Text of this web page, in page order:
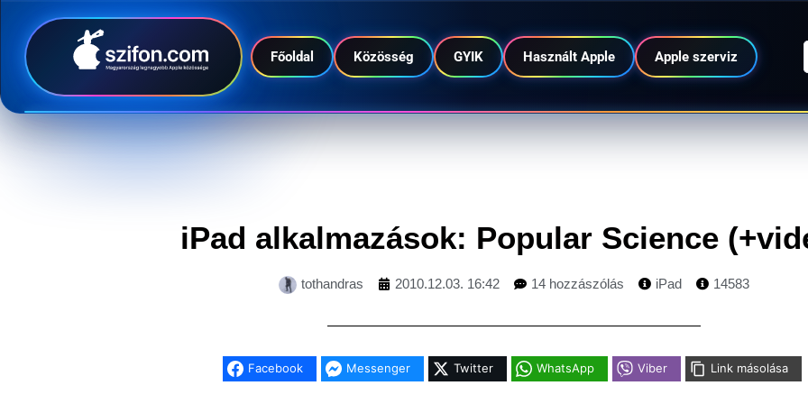
Főoldal Közösség GYIK Használt Apple Apple szerviz
iPad alkalmazások: Popular Science
tothandras 2010.12.03. 16:42 14 hozzászólás iPad 14583
Facebook Messenger Twitter WhatsApp Viber Link másolása